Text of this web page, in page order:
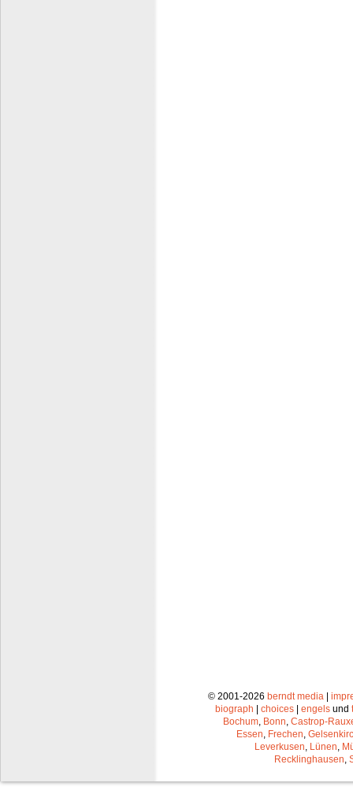
© 2001-2026 berndt media |
biograph | choices | engels und
Bochum Bonn Castrop-
Essen Frechen
Leverkusen Lünen
Recklinghausen